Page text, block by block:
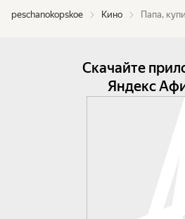
peschanokopskoe Кино Папа,
Скачайте
Яндекс